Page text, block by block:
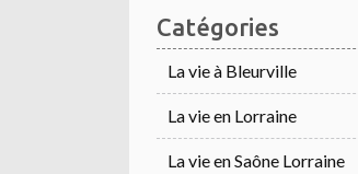
Catégories
La vie à Bleurville
La vie en Lorraine
La vie en Saône Lorraine